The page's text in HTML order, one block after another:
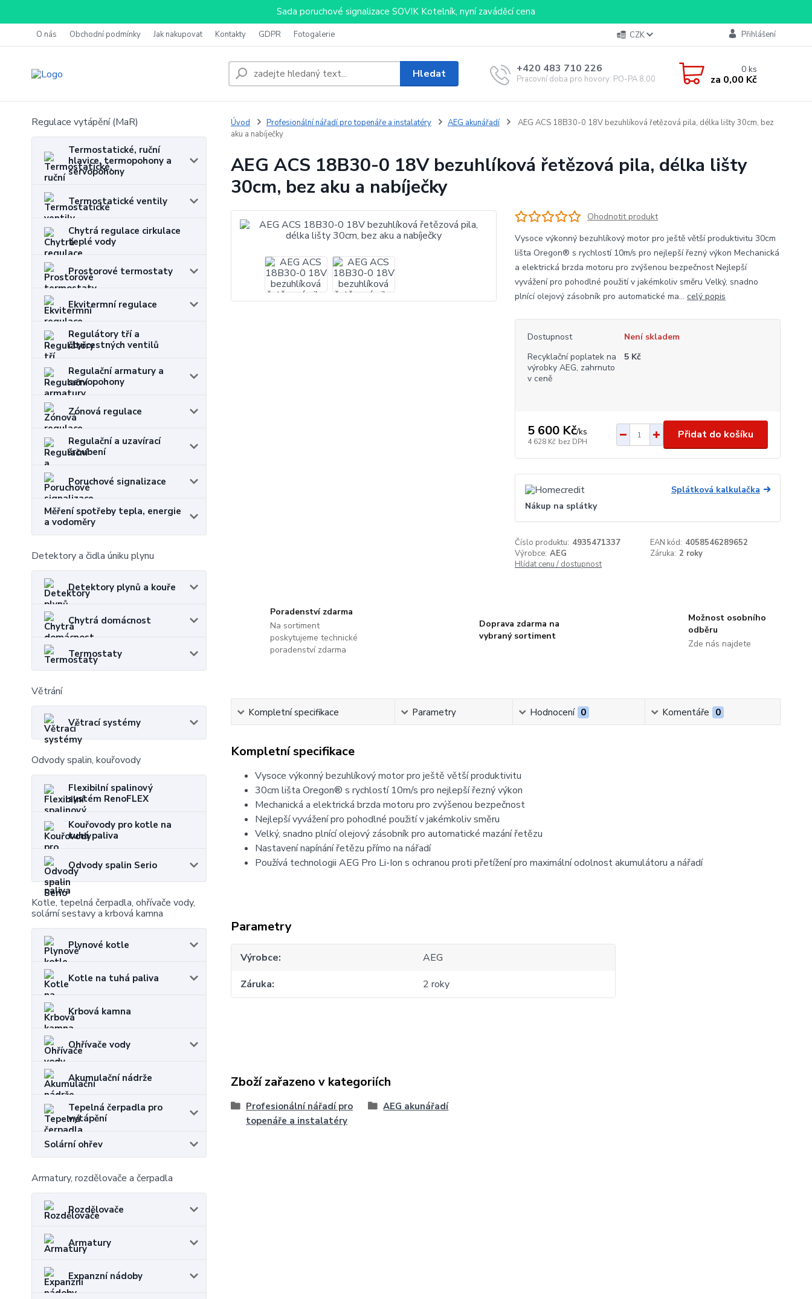
Sada poruchové signalizace SOVIK Kotelník, nyní zaváděcí cena
O nás Obchodní podmínky Jak nakupovat Kontakty GDPR Fotogalerie CZK Přihlášení
Hledat +420 483 710 226
Pracovní doba pro hovory: PO-PA 8,00-16,00
0ks
za 0,00 Kč
Regulace vytápění (MaR)
Termostatické, ruční
hlavice, termopohony a
servopohony
Termostatické ventily
Chytrá regulace cirkulace
teplé vody
Prostorové termostaty
Ekvitermní regulace
Regulátory tří a
čtyřcestných ventilů
Regulační armatury a
servopohony
Zónová regulace
Regulační a uzavírací
šroubení
Poruchové signalizace
Měření spotřeby tepla, energie
a vodoměry
Detektory a čidla úniku plynu
Detektory plynů a kouře
Chytrá domácnost
Termostaty
Větrání
Větrací systémy
Odvody spalin, kouřovody
Flexibilní spalinový
systém RenoFLEX
Kouřovody pro kotle na
tuhá paliva
Odvody spalin Serio
Kotle, tepelná čerpadla, ohřívače vody,
solární sestavy a krbová kamna
Plynové kotle
Kotle na tuhá paliva
Krbová kamna
Ohřívače vody
Akumulační nádrže
Tepelná čerpadla pro
vytápění
Solární ohřev
Armatury, rozdělovače a čerpadla
Rozdělovače
Armatury
Expanzní nádoby
Úvod Profesionální nářadí pro topenáře a instalatéry AEG akunářadí
AEG ACS 18B30-0 18V bezuhlíková řetězová pila, délka lišty 30cm, bez
aku a nabíječky
AEG ACS 18B30-0 18V bezuhlíková řetězová pila, délka lišty
30cm, bez aku a nabíječky
Ohodnotit produkt
Vysoce výkonný bezuhlíkový motor pro ještě větší produktivitu 30cm
lišta Oregon® s rychlostí 10m/s pro nejlepší řezný výkon Mechanická
a elektrická brzda motoru pro zvýšenou bezpečnost Nejlepší
vyvážení pro pohodlné použití v jakémkoliv směru Velký, snadno
plnící olejový zásobník pro automatické ma... celý popis
Dostupnost
Není skladem
Recyklační poplatek na
výrobky AEG, zahrnuto
v ceně
5 Kč
5 600 Kč/ks
4 628 Kč bez DPH
Přidat do košíku
Splátková kalkulačka
Nákup na splátky
Číslo produktu: 4935471337 EAN kód: 4058546289652
Výrobce: AEG Záruka: 2 roky
Hlídat cenu / dostupnost
Poradenství zdarma
Na sortiment
poskytujeme technické
poradenství zdarma
Doprava zdarma na
vybraný sortiment
Možnost osobního
odběru
Zde nás najdete
Kompletní specifikace Parametry Hodnocení 0 Komentáře 0
Kompletní specifikace
Vysoce výkonný bezuhlíkový motor pro ještě větší produktivitu
30cm lišta Oregon® s rychlostí 10m/s pro nejlepší řezný výkon
Mechanická a elektrická brzda motoru pro zvýšenou bezpečnost
Nejlepší vyvážení pro pohodlné použití v jakémkoliv směru
Velký, snadno plnící olejový zásobník pro automatické mazání řetězu
Nastavení napínání řetězu přímo na nářadí
Používá technologii AEG Pro Li-Ion s ochranou proti přetížení pro maximální odolnost akumulátoru a nářadí
Parametry
Výrobce
AEG
Záruka
2 roky
Zboží zařazeno v kategoriích
Profesionální nářadí pro
topenáře a instalatéry
AEG akunářadí